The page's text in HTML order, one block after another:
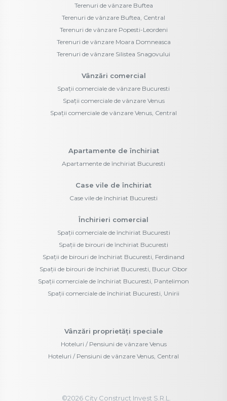
Terenuri de vânzare Buftea
Terenuri de vânzare Buftea, Central
Terenuri de vânzare Popesti-Leordeni
Terenuri de vânzare Moara Domneasca
Terenuri de vânzare Silistea Snagovului
Vânzări comercial
Spații comerciale de vânzare Bucuresti
Spații comerciale de vânzare Venus
Spații comerciale de vânzare Venus, Central
Apartamente de închiriat
Apartamente de închiriat Bucuresti
Case vile de închiriat
Case vile de închiriat Bucuresti
Închirieri comercial
Spații comerciale de închiriat Bucuresti
Spații de birouri de închiriat Bucuresti
Spații de birouri de închiriat Bucuresti, Ferdinand
Spații de birouri de închiriat Bucuresti, Bucur Obor
Spații comerciale de închiriat Bucuresti, Pantelimon
Spații comerciale de închiriat Bucuresti, Unirii
Vânzări proprietăți speciale
Hoteluri / Pensiuni de vânzare Venus
Hoteluri / Pensiuni de vânzare Venus, Central
©2026City Construct Invest S.R.L.